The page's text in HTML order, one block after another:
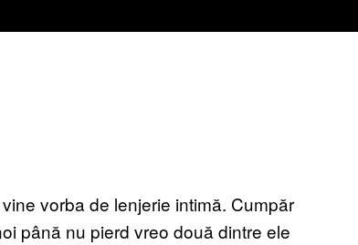
vorba de lenjerie intimă. Cumpăr
până nu pierd vreo două dintre ele